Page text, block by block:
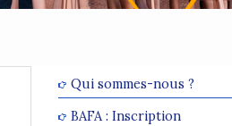
Qui sommes-nous ?
BAFA : Inscription